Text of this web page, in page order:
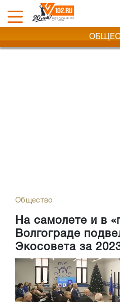
Общество
На самолете и в
Волгограде
Экосовета за